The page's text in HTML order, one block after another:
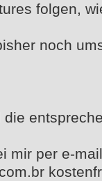
folgen,
noch
mir per e-